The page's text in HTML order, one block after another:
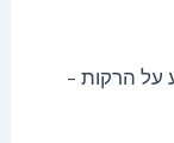
על הרקות –